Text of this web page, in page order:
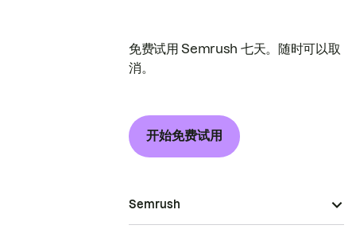
免费试用 Semrush 七天。随时可以取
消。
开始免费试用
Semrush